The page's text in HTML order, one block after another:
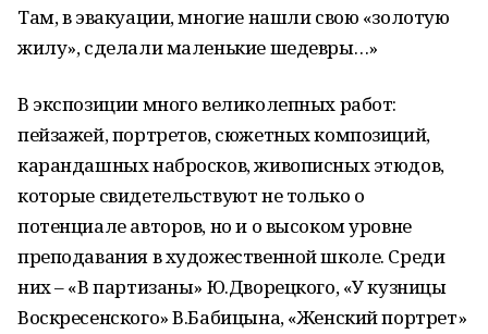
Там, в эвакуации, многие нашли свою «золотую
жилу», сделали маленькие шедевры…»
В экспозиции много великолепных работ:
пейзажей, портретов, сюжетных композиций,
карандашных набросков, живописных этюдов,
которые свидетельствуют не только о
потенциале авторов, но и о высоком уровне
преподавания в художественной школе. Среди
них – «В партизаны» Ю.Дворецкого, «У кузницы
Воскресенского» В.Бабицына, «Женский портрет»